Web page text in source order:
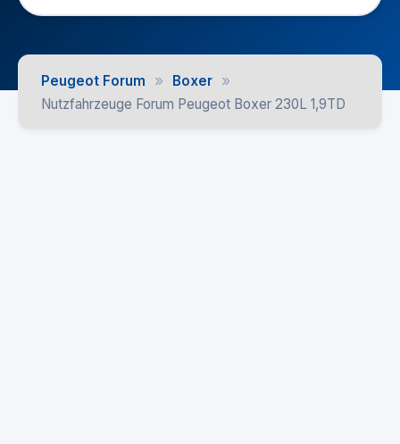
Peugeot Forum » Boxer »
Nutzfahrzeuge Forum Peugeot Boxer 230L 1,9TD